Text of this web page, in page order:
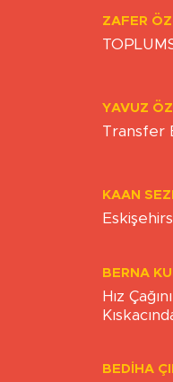
ZAFER
YAVUZ
Transfer
KAAN
BERNA
Hız
BEDIHA